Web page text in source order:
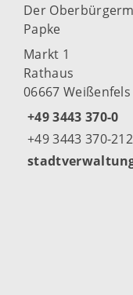
Der
Papke
Markt 1
Rathaus
06667 Weißenfels
+49 3443 370-0
+49 3443 370-212